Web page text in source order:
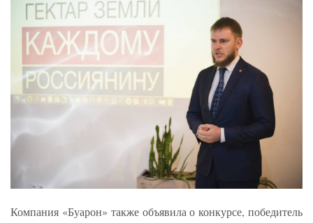
Компания «Буарон» также объявила о конкурсе, победитель